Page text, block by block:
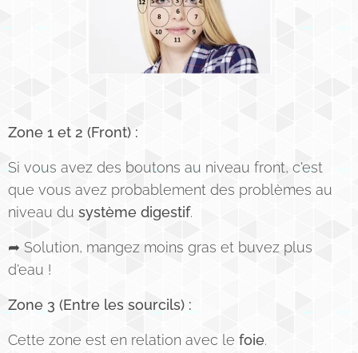
Zone 1 et 2 (Front) :
Si vous avez des boutons au niveau front, c'est
que vous avez probablement des problèmes au
niveau du système digestif.
➦ Solution, mangez moins gras et buvez plus
d'eau !
Zone 3 (Entre les sourcils) :
Cette zone est en relation avec le foie.